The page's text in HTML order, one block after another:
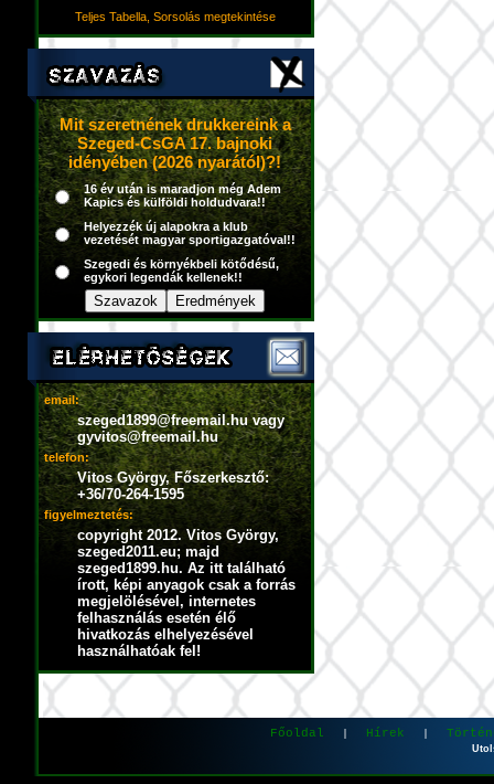
Teljes Tabella, Sorsolás megtekintése
Mit szeretnének drukkereink a
Szeged-CsGA 17. bajnoki
idényében (2026 nyarától)?!
16 év után is maradjon még Adem
Kapics és külföldi holdudvara!!
Helyezzék új alapokra a klub
vezetését magyar sportigazgatóval!!
Szegedi és környékbeli kötődésű,
egykori legendák kellenek!!
email:
szeged1899@freemail.hu vagy
gyvitos@freemail.hu
telefon:
Vitos György, Főszerkesztő:
+36/70-264-1595
figyelmeztetés:
copyright 2012. Vitos György,
szeged2011.eu; majd
szeged1899.hu. Az itt található
írott, képi anyagok csak a forrás
megjelölésével, internetes
felhasználás esetén élő
hivatkozás elhelyezésével
használhatóak fel!
Főoldal Hírek